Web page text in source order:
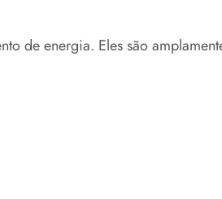
de energia. Eles são